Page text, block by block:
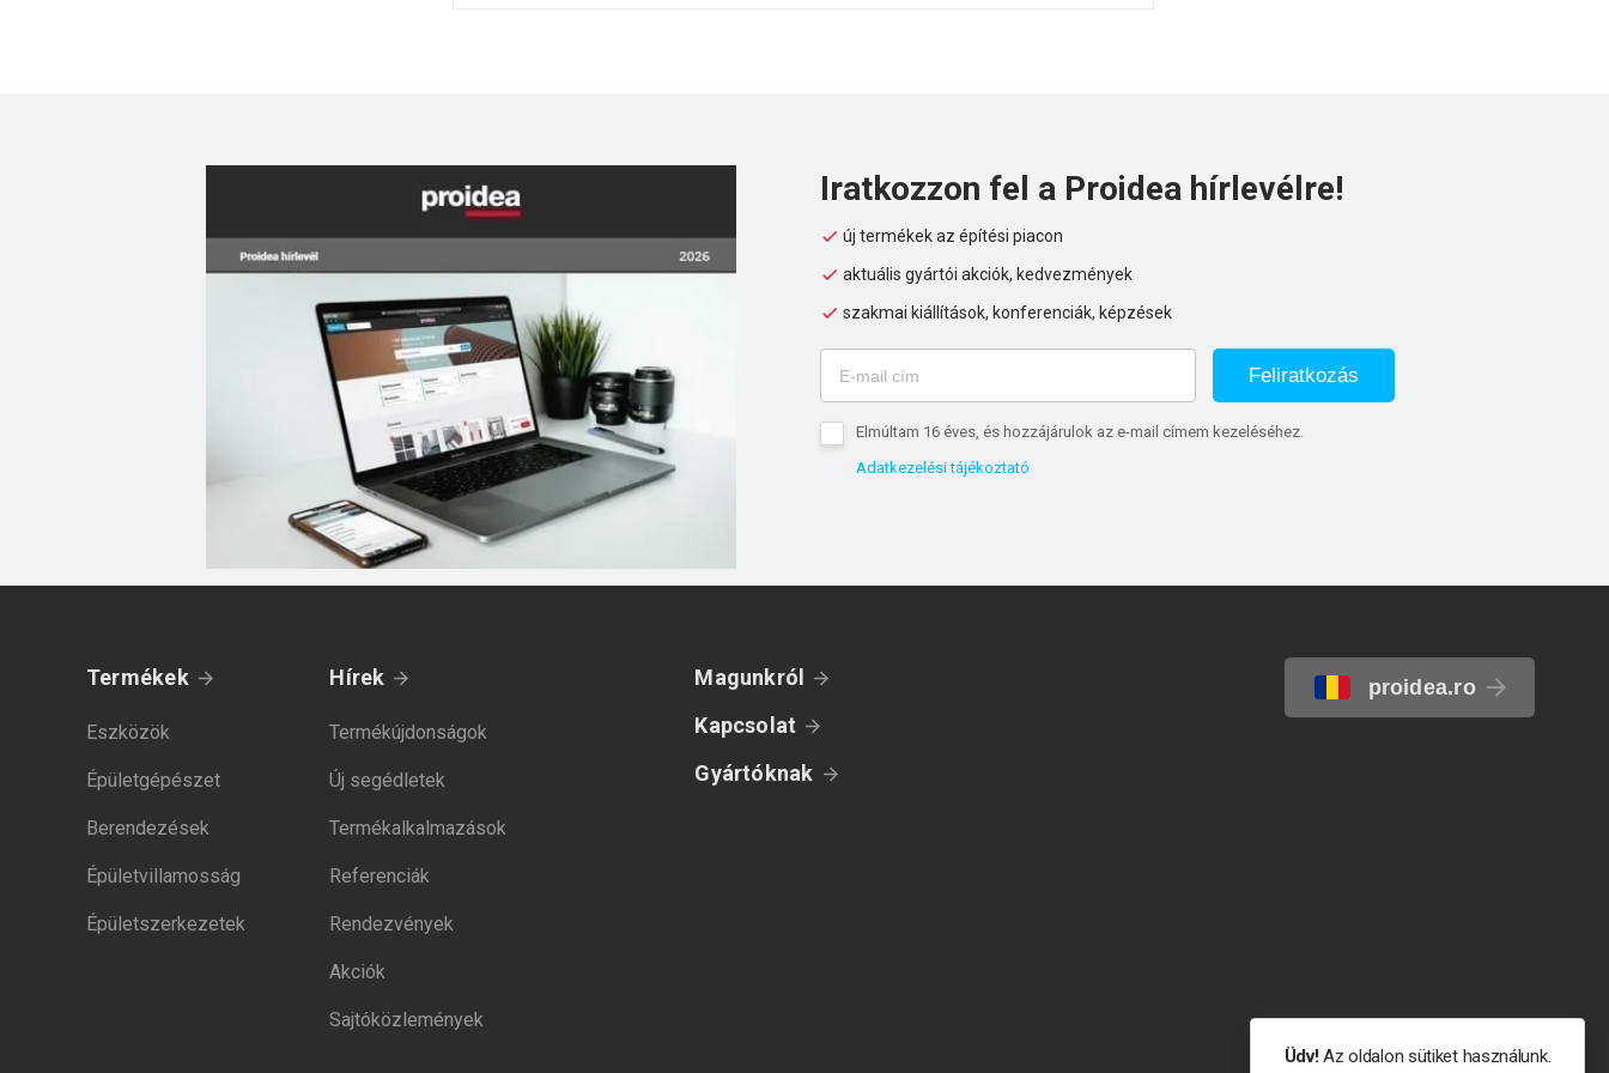
Iratkozzon fel a Proidea hírlevélre!
új termékek az építési piacon
aktuális gyártói akciók, kedvezmények
szakmai kiállítások, konferenciák, képzések
Feliratkozás
Elmúltam 16 éves, és hozzájárulok az e-mail címem kezeléséhez.
Adatkezelési tájékoztató
Termékek
Eszközök
Épületgépészet
Berendezések
Épületvillamosság
Épületszerkezetek
Hírek
Termékújdonságok
Új segédletek
Termékalkalmazások
Referenciák
Rendezvények
Akciók
Sajtóközlemények
Magunkról
Kapcsolat
Gyártóknak
proidea.ro
Üdv!Az oldalon sütiket használunk.